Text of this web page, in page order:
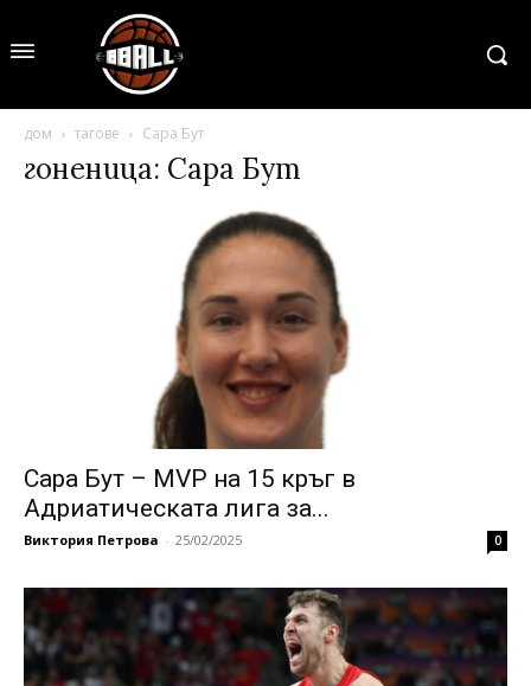
дом тагове Сара Бут
гоненица: Сара Бут
Сара Бут – MVP на 15 кръг в
Адриатическата лига за...
Виктория Петрова - 25/02/2025 0